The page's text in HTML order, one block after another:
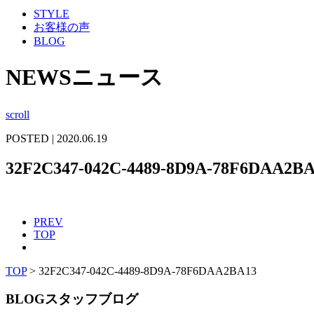
STYLE
お客様の声
BLOG
NEWSニュース
scroll
POSTED | 2020.06.19
32F2C347-042C-4489-8D9A-
PREV
TOP
TOP> 32F2C347-042C-4489-8D9A-78F6DAA2BA13
BLOGスタッフブログ